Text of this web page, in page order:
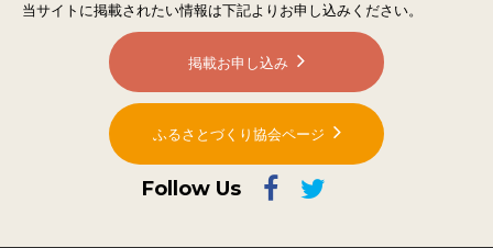
当サイトに掲載されたい情報は下記よりお申し込みください。
掲載お申し込み
ふるさとづくり協会ページ
Follow Us